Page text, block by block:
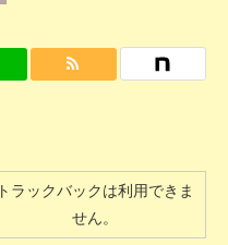
トラックバックは利用できま
せん。